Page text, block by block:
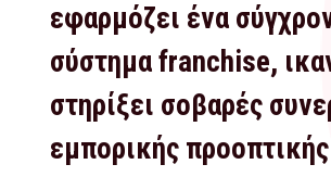
εφαρμόζει ένα
σύστημα franchise,
στηρίξει σοβαρές
εμπορικής